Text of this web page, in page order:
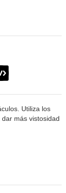
Utiliza los
más vistosidad